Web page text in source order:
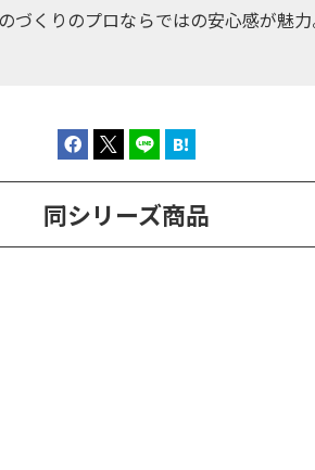
づくりのプロならではの安心感が魅
同シリーズ商品